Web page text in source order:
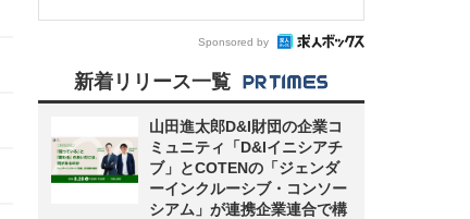
Sponsored by
新着リリース一覧
山田進太郎D&I財団の企業コ
ミュニティ「D&Iイニシアチ
ブ」とCOTENの「ジェンダ
ーインクルーシブ・コンソー
シアム」が連携企業連合で構